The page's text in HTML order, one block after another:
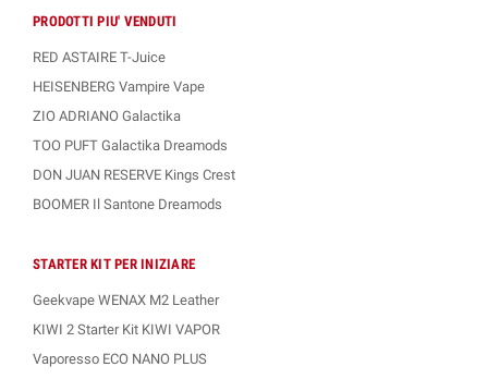
PRODOTTI PIU' VENDUTI
RED ASTAIRE T-Juice
HEISENBERG Vampire Vape
ZIO ADRIANO Galactika
TOO PUFT Galactika Dreamods
DON JUAN RESERVE Kings Crest
BOOMER Il Santone Dreamods
STARTER KIT PER INIZIARE
Geekvape WENAX M2 Leather
KIWI 2 Starter Kit KIWI VAPOR
Vaporesso ECO NANO PLUS